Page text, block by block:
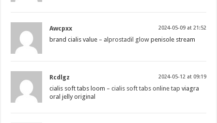
Awcpxx 2024-05-09 at 21:52
brand cialis value – alprostadil glow penisole stream
Rcdlgz 2024-05-12 at 09:19
cialis soft tabs loom –cialis soft tabs online tap viagra
oral jelly original